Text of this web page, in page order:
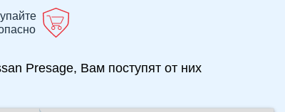
Presage, Вам поступят от них